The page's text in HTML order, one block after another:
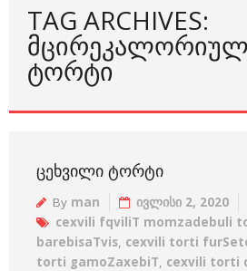
TAG ARCHIVES:
ᲢᲝᲠᲢᲘ
ᲪᲔᲮᲕᲘᲚᲘ ᲢᲝᲠᲢᲘ
By man ივლისი 2, 2020
cexvili fqviliT momzadebuli
barebisaTvis, cexvili torti
torti gamoZaxebiT, cexvili torti